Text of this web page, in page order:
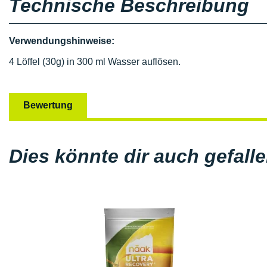
Technische Beschreibung
Verwendungshinweise:
4 Löffel (30g) in 300 ml Wasser auflösen.
Bewertung
Dies könnte dir auch